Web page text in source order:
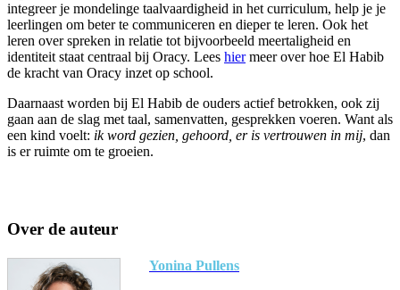
integreer je mondelinge taalvaardigheid in het curriculum, help je je
leerlingen om beter te communiceren en dieper te leren. Ook het
leren over spreken in relatie tot bijvoorbeeld meertaligheid en
identiteit staat centraal bij Oracy. Lees hiermeer over hoe El Habib
de kracht van Oracy inzet op school.
Daarnaast worden bij El Habib de ouders actief betrokken, ook zij
gaan aan de slag met taal, samenvatten, gesprekken voeren. Want als
een kind voelt: ik word gezien, gehoord, er is vertrouwen in mij, dan
is er ruimte om te groeien.
Over de auteur
Yonina Pullens